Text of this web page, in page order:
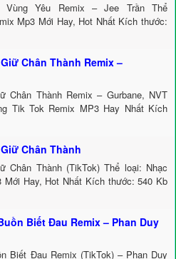
Vùng Yêu Remix – Jee Trần Thể
Mp3 Mới Hay, Hot Nhất Kích thước:
Chân Thành Remix –
Chân Thành Remix – Gurbane, NVT
Tik Tok Remix MP3 Hay Nhất Kích
Chân Thành
Chân Thành (TikTok) Thể loại: Nhạc
Mới Hay, Hot Nhất Kích thước: 540 Kb
Biết Đau Remix – Phan Duy
Biết Đau Remix (TikTok) – Phan Duy